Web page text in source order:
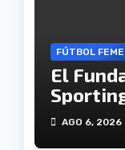
FÚTBOL
El
AGO 6, 2026